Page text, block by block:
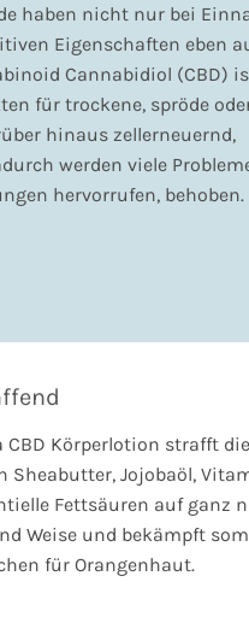
haben nicht nur bei
Eigenschaften eben
Cannabidiol (CBD)
für trockene, spröde
hinaus zellerneuernd,
werden viele
hervorrufen, behoben.
CBD Körperlotion strafft
Sheabutter, Jojobaöl,
Fettsäuren auf ganz
Weise und bekämpft
für Orangenhaut.